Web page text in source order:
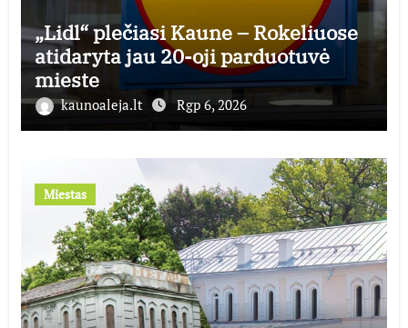
„Lidl“ plečiasi Kaune – Rokeliuose
atidaryta jau 20-oji parduotuvė
mieste
kaunoaleja.lt Rgp 6, 2026
Miestas